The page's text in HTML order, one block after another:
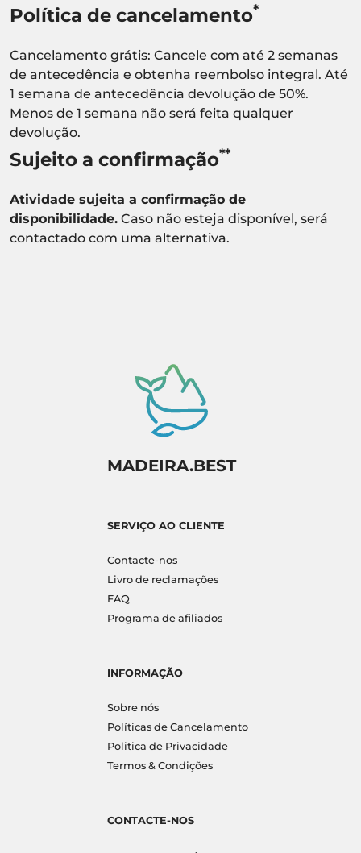
Política de cancelamento*
Cancelamento grátis: Cancele com até 2 semanas
de antecedência e obtenha reembolso integral. Até
1 semana de antecedência devolução de 50%.
Menos de 1 semana não será feita qualquer
devolução.
Sujeito a confirmação**
Atividade sujeita a confirmação de
disponibilidade. Caso não esteja disponível, será
contactado com uma alternativa.
MADEIRA.BEST
SERVIÇO AO CLIENTE
Contacte-nos
Livro de reclamações
FAQ
Programa de afiliados
INFORMAÇÃO
Sobre nós
Políticas de Cancelamento
Politica de Privacidade
Termos & Condições
CONTACTE-NOS